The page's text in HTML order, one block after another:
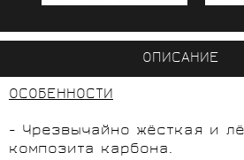
ОПИСАНИЕ
ОСОБЕННОСТИ
- Чрезвычайно жёсткая и
композита карбона.